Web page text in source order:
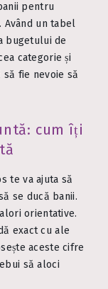
pentru
Având un tabel
bugetului de
categorie și
fie nevoie să
cum îți
te va ajuta să
se ducă banii.
orientative.
exact cu ale
aceste cifre
să aloci